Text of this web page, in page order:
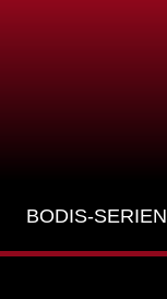
BODIS-SERIEN